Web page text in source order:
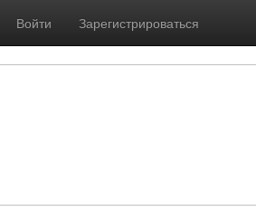
Войти Зарегистрироваться